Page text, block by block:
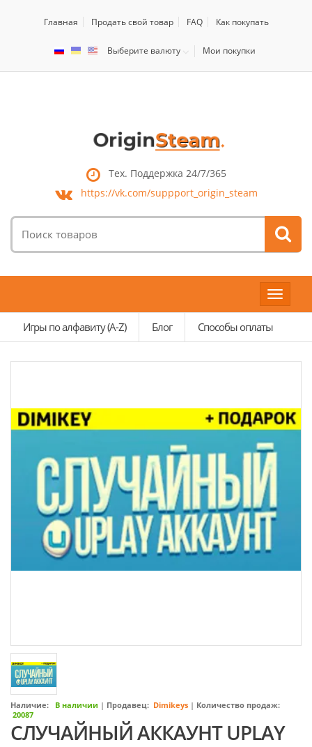
Главная Продать свой товар FAQ Как покупать
Выберите валюту Мои покупки
Тех. Поддержка 24/7/365
https://vk.com/suppport_origin_steam
товаров:
Toggle
Игры по алфавиту (A-Z)
Блог Способы оплаты
Наличие: В наличии | Продавец: Dimikeys | Количество продаж:
20087
СЛУЧАЙНЫЙ АККАУНТ UPLAY